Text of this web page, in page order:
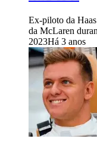
Ex-piloto da
da McLaren
2023Há 3 anos